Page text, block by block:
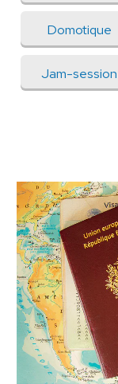
Domotique
Jam-session